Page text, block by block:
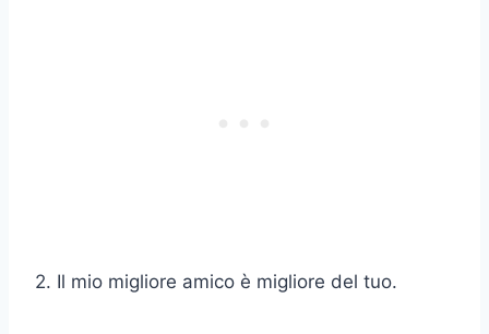
2. Il mio migliore amico è migliore del tuo.